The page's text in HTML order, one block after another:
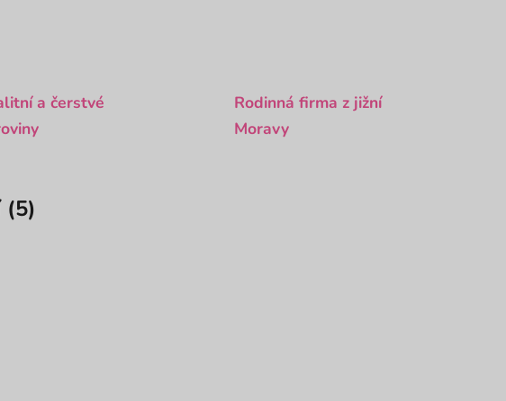
a čerstvé
Rodinná firma z jižní
Moravy
(5)